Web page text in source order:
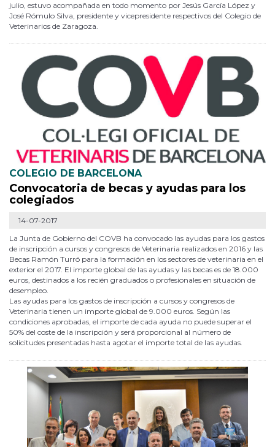
julio, estuvo acompañada en todo momento por Jesús García López y
José Rómulo Silva, presidente y vicepresidente respectivos del Colegio de
Veterinarios de Zaragoza.
COLEGIO DE BARCELONA
Convocatoria de becas y ayudas para los
colegiados
14-07-2017
La Junta de Gobierno del COVB ha convocado las ayudas para los gastos
de inscripción a cursos y congresos de Veterinaria realizados en 2016 y las
Becas Ramón Turró para la formación en los sectores de veterinaria en el
exterior el 2017. El importe global de las ayudas y las becas es de 18.000
euros, destinados a los recién graduados o profesionales en situación de
desempleo.
Las ayudas para los gastos de inscripción a cursos y congresos de
Veterinaria tienen un importe global de 9.000 euros. Según las
condiciones aprobadas, el importe de cada ayuda no puede superar el
50% del coste de la inscripción y será proporcional al número de
solicitudes presentadas hasta agotar el importe total de las ayudas.